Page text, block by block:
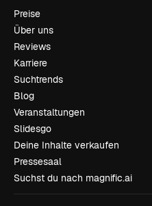
Preise
Über uns
Reviews
Karriere
Suchtrends
Blog
Veranstaltungen
Slidesgo
Deine Inhalte verkaufen
Pressesaal
Suchst du nach magnific.ai